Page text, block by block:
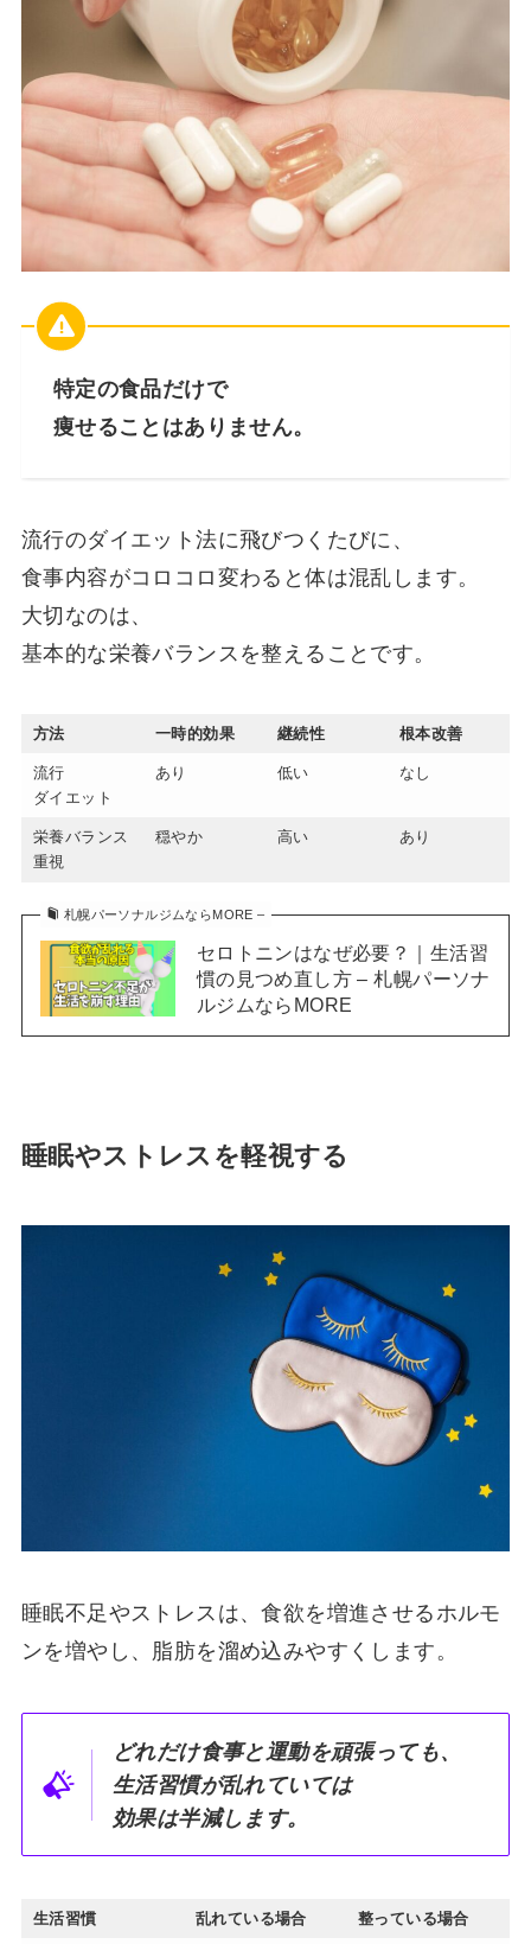
特定の食品だけで
痩せることはありません。
流行のダイエット法に飛びつくたびに、
食事内容がコロコロ変わると体は混乱します。
大切なのは、
基本的な栄養バランスを整えることです。
方法 一時的効果 継続性 根本改善
流行
ダイエット
あり 低い なし
栄養バランス
重視
穏やか 高い あり
札幌パーソナルジムならMORE –
セロトニンはなぜ必要？｜生活習
慣の見つめ直し方 – 札幌パーソナ
ルジムならMORE
睡眠やストレスを軽視する
睡眠不足やストレスは、食欲を増進させるホルモ
ンを増やし、脂肪を溜め込みやすくします。
どれだけ食事と運動を頑張っても、
生活習慣が乱れていては
効果は半減します。
生活習慣 乱れている場合 整っている場合